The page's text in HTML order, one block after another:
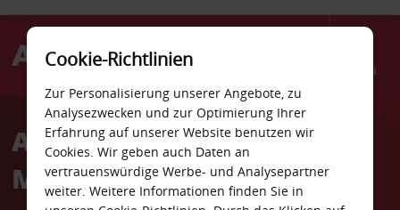
Menü
AvisAutovermietung
Montrouge
Cookie-Richtlinien
Zur Personalisierung unserer Angebote, zu
Analysezwecken und zur Optimierung Ihrer
Erfahrung auf unserer Website benutzen wir
Cookies. Wir geben auch Daten an
vertrauenswürdige Werbe- und Analysepartner
weiter. Weitere Informationen finden Sie in